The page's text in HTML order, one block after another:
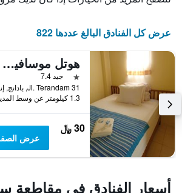
يتضمن
التالي
1
محور
الذي
يعرض
متوسط
سعر
غرفة
عرض كل الفنادق البالغ عددها 822
هوتل موسافير إن
نجمة واحدة
جيد 7.4
1.3 كيلومتر عن وسط المدينة
30 ﷼
عرض
أسعار الفنادق في مقاطعة